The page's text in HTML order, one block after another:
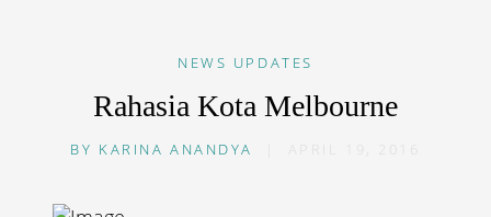
NEWS UPDATES
Rahasia Kota Melbourne
BY KARINA ANANDYA APRIL 19, 2016